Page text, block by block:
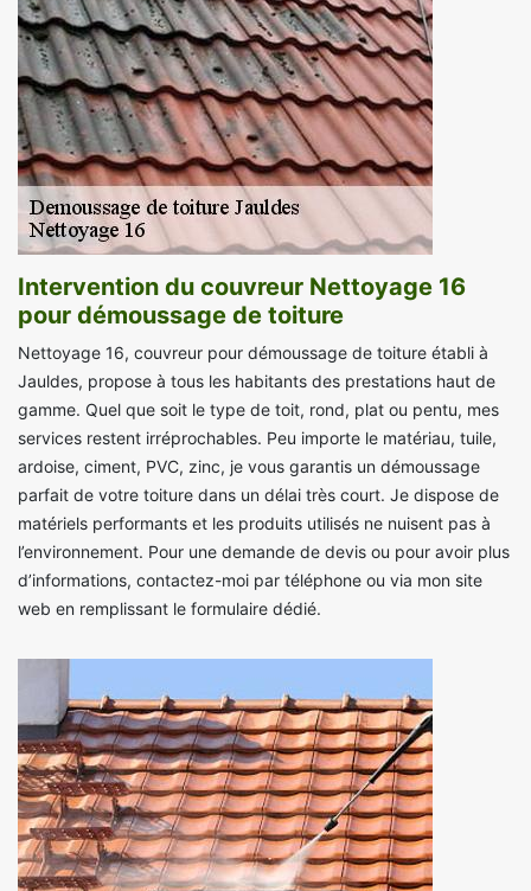
Intervention du couvreur Nettoyage 16
pour démoussage de toiture
Nettoyage 16, couvreur pour démoussage de toiture établi à
Jauldes, propose à tous les habitants des prestations haut de
gamme. Quel que soit le type de toit, rond, plat ou pentu, mes
services restent irréprochables. Peu importe le matériau, tuile,
ardoise, ciment, PVC, zinc, je vous garantis un démoussage
parfait de votre toiture dans un délai très court. Je dispose de
matériels performants et les produits utilisés ne nuisent pas à
l’environnement. Pour une demande de devis ou pour avoir plus
d’informations, contactez-moi par téléphone ou via mon site
web en remplissant le formulaire dédié.